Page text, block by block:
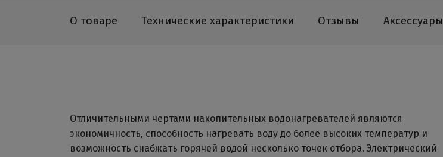
О товаре Технические характеристики Отзывы Аксессуары
Отличительными чертами накопительных водонагревателей являются
экономичность, способность нагревать воду до более высоких температур и
возможность снабжать горячей водой несколько точек отбора. Электрический